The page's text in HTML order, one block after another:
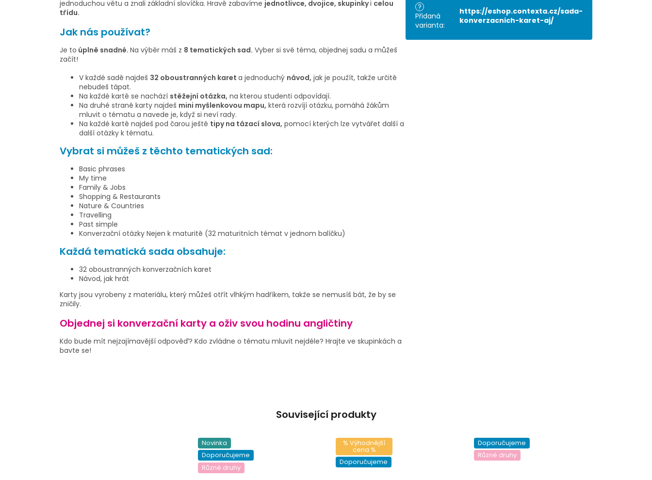
Související produkty
Novinka
Doporučujeme
Různé druhy
% Výhodnější
cena %
Doporučujeme
Doporučujeme
Různé druhy
jednoduchou větu a znali základní slovíčka. Hravě zabavíme jednotlivce, dvojice, skupinkyi celou
třídu.
Jak nás používat?
Je to úplně snadné. Na výběr máš z 8 tematických sad. Vyber si své téma, objednej sadu a můžeš
začít!
V každé sadě najdeš 32 oboustranných karet a jednoduchý návod, jak je použít, takže určitě
nebudeš tápat.
Na každé kartě se nachází stěžejní otázka, na kterou studenti odpovídají.
Na druhé straně karty najdeš mini myšlenkovou mapu, která rozvíjí otázku, pomáhá žákům
mluvit o tématu a navede je, když si neví rady.
Na každé kartě najdeš pod čarou ještě tipy na tázací slova, pomocí kterých lze vytvářet další a
další otázky k tématu.
Vybrat si můžeš z těchto tematických sad:
Basic phrases
My time
Family & Jobs
Shopping & Restaurants
Nature & Countries
Travelling
Past simple
Konverzační otázky Nejen k maturitě (32 maturitních témat v jednom balíčku)
Každá tematická sada obsahuje:
32 oboustranných konverzačních karet
Návod, jak hrát
Karty jsou vyrobeny z materiálu, který můžeš otřít vlhkým hadříkem, takže se nemusíš bát, že by se
zničily.
Objednej si konverzační karty a oživ svou hodinu angličtiny
Kdo bude mít nejzajímavější odpověď? Kdo zvládne o tématu mluvit nejdéle? Hrajte ve skupinkách a
bavte se!
?
Přidaná
varianta:
https://eshop.contexta.cz/sada-
konverzacnich-karet-aj/